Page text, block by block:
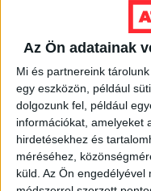
Az Ön adatainak
Mi és partnereink
egy eszközön, például
dolgozunk fel, például
információkat, amelyeket
hirdetésekhez és
méréséhez,
küld. Az Ön engedélyével
Nincs pénz a
vadászháza
másik
A félbemaradt
az utat, és közben a
dolgokat is
SEGESVÁRI CSABA